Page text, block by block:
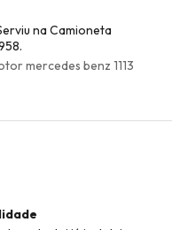
na Camioneta
mercedes benz 1113